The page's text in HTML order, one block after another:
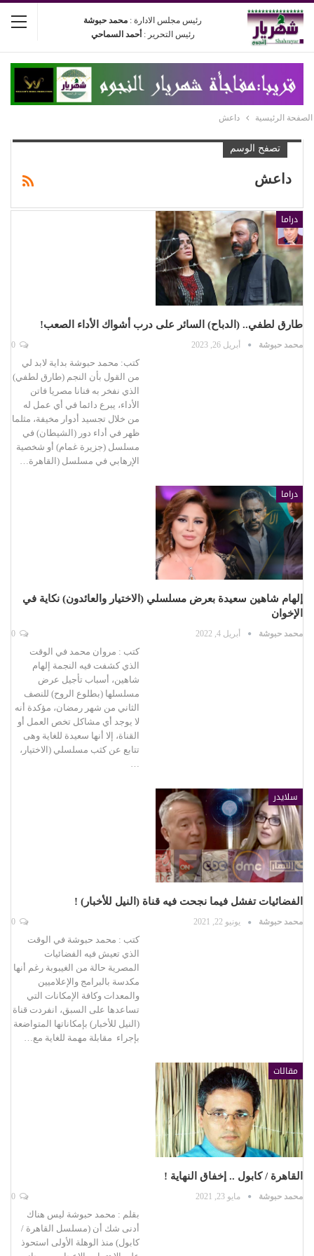
رئيس مجلس الادارة : محمد حبوشة
رئيس التحرير : أحمد السماحي
الصفحة الرئيسية داعش
تصفح الوسم
داعش
دراما
طارق لطفي.. (الدباح) السائر على درب أشواك الأداء الصعب!
محمد حبوشة أبريل 26, 2023
كتب: محمد حبوشة بداية لابد لي
من القول بأن النجم (طارق لطفي)
الذي نفخر به فنانا مصريا فاتن
الأداء، يبرع دائما في أي عمل له
من خلال تجسيد أدوار مخيفة، مثلما
ظهر في أداء دور (الشيطان) في
مسلسل (جزيرة غمام) أو شخصية
الإرهابي في مسلسل (القاهرة…
دراما
إلهام شاهين سعيدة بعرض مسلسلي (الاختيار والعائدون) نكاية في
الإخوان
محمد حبوشة أبريل 4, 2022
كتب : مروان محمد في الوقت
الذي كشفت فيه النجمة إلهام
شاهين، أسباب تأجيل عرض
مسلسلها (بطلوع الروح) للنصف
الثاني من شهر رمضان، مؤكدة أنه
لا يوجد أي مشاكل تخص العمل أو
القناة، إلا أنها سعيدة للغاية وهى
تتابع عن كثب مسلسلي (الاختيار،
سلايدر
الفضائيات تفشل فيما نجحت فيه قناة (النيل للأخبار) !
محمد حبوشة يونيو 22, 2021
كتب : محمد حبوشة في الوقت
الذي تعيش فيه الفضائيات
المصرية حالة من الغيبوبة رغم أنها
مكدسة بالبرامج والإعلاميين
والمعدات وكافة الإمكانات التي
تساعدها على السبق، انفردت قناة
(النيل للأخبار) بإمكاناتها المتواضعة
بإجراء مقابلة مهمة للغاية مع…
مقالات
القاهرة / كابول .. إخفاق النهاية !
محمد حبوشة مايو 23, 2021
بقلم : محمد حبوشة ليس هناك
أدنى شك أن (مسلسل القاهرة /
كابول) منذ الوهلة الأولى استحوذ